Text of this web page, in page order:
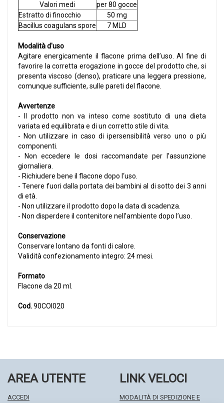
Valori medi
per 80 gocce
Estratto di finocchio
50 mg
Bacillus coagulans spore
7 MLD
Modalità d'uso
Agitare energicamente il flacone prima dell’uso. Al fine di
favorire la corretta erogazione in gocce del prodotto che, si
presenta viscoso (denso), praticare una leggera pressione,
comunque sufficiente, sulle pareti del flacone.
Avvertenze
- Il prodotto non va inteso come sostituto di una dieta
variata ed equilibrata e di un corretto stile di vita.
- Non utilizzare in caso di ipersensibilità verso uno o più
componenti.
- Non eccedere le dosi raccomandate per l’assunzione
giornaliera.
- Richiudere bene il flacone dopo l‘uso.
- Tenere fuori dalla portata dei bambini al di sotto dei 3 anni
di età.
- Non utilizzare il prodotto dopo la data di scadenza.
- Non disperdere il contenitore nell’ambiente dopo l’uso.
Conservazione
Conservare lontano da fonti di calore.
Validità confezionamento integro: 24 mesi.
Formato
Flacone da 20 ml.
Cod.90COI020
AREA UTENTE
ACCEDI
LINK VELOCI
MODALITÀ DI SPEDIZIONE E